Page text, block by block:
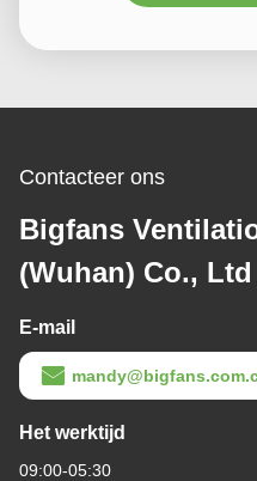
Contacteer ons
Bigfans
(Wuhan) Co., Ltd
E-mail
Het werktijd
09:00-05:30